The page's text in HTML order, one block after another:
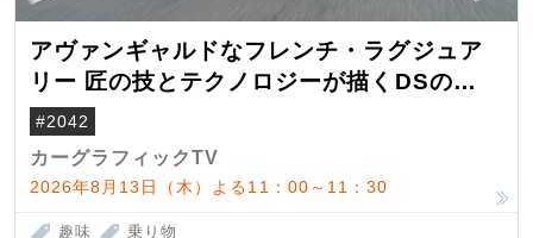
アヴァンギャルドなフレンチ・ラグジュア
リー 匠の技とテクノロジーが描くDSの世
界観
#2042
カーグラフィックTV
2026年8月13日（木）よる11：00～11：30
趣味 乗り物